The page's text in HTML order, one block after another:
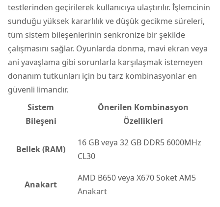
testlerinden geçirilerek kullanıcıya ulaştırılır. İşlemcinin
sunduğu yüksek kararlılık ve düşük gecikme süreleri,
tüm sistem bileşenlerinin senkronize bir şekilde
çalışmasını sağlar. Oyunlarda donma, mavi ekran veya
ani yavaşlama gibi sorunlarla karşılaşmak istemeyen
donanım tutkunları için bu tarz kombinasyonlar en
güvenli limandır.
Sistem
Bileşeni
Önerilen Kombinasyon
Özellikleri
Bellek (RAM)
16 GB veya 32 GB DDR5 6000MHz
CL30
Anakart
AMD B650 veya X670 Soket AM5
Anakart